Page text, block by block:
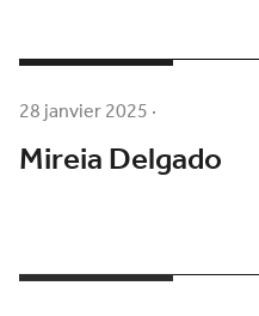
28 janvier 2025·
Mireia Delgado